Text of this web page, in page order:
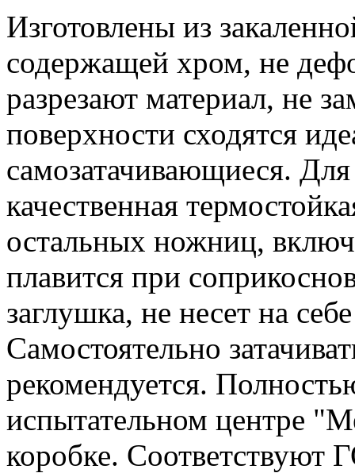
Изготовлены из
содержащей хром, не
разрезают материал, не
поверхности сходятся
самозатачивающиеся.
качественная
остальных ножниц,
плавится при
заглушка, не несет на
Самостоятельно
рекомендуется.
испытательном центре
коробке. Соответствуют